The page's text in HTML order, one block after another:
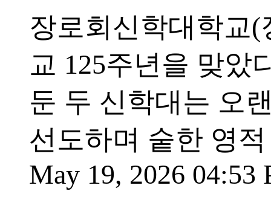
장로회신학대학교
교 125주년을 맞았
둔 두 신학대는 오
선도하며 숱한 영
May 19, 2026 04:53